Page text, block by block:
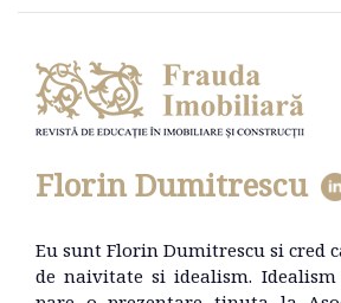
Florin Dumitrescu
Eu sunt Florin Dumitrescu si cred
de naivitate si idealism.